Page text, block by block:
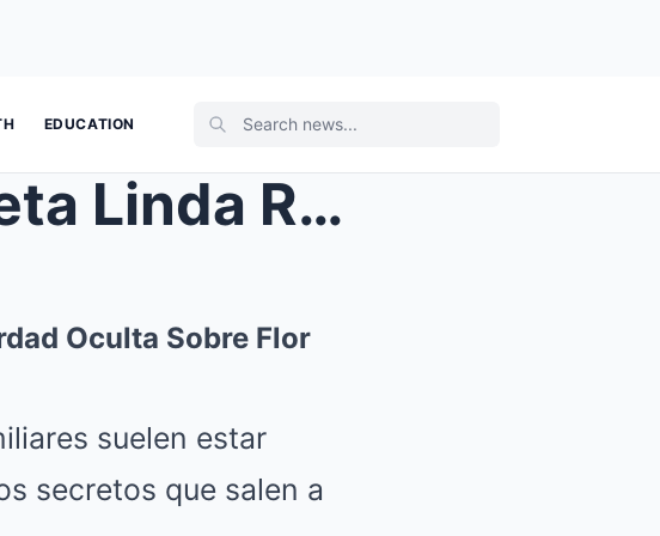
EDUCATION
La Verdad Ocu...
Oculta Sobre Flor
suelen estar
secretos que salen a